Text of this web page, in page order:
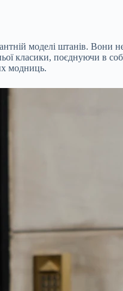
моделі штанів. Вони
класики, поєднуючи в
модниць.